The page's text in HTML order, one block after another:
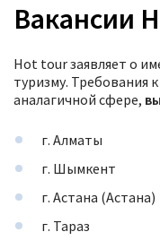
Вакансии
Hot tour заявляет о
туризму. Требования
аналагичной сфере,
г. Алматы
г. Шымкент
г. Астана (Астана)
г. Тараз